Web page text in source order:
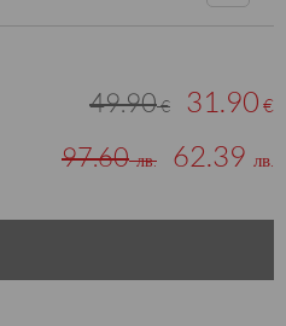
49.90€ 31.90 €
97.60лв. 62.39 лв.